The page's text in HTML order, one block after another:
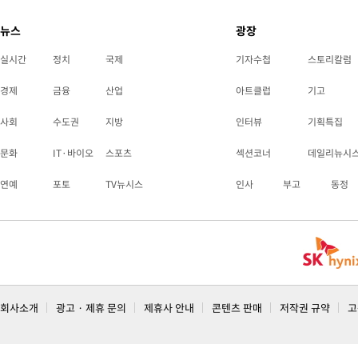
뉴스
실시간 정치 국제
경제 금융 산업
사회 수도권 지방
문화 IT·바이오 스포츠
연예 포토 TV뉴시스
광장
기자수첩 스토리칼럼
아트클럽 기고
인터뷰 기획특집
섹션코너 데일리뉴시
인사 부고 동정
회사소개 광고 · 제휴 문의 제휴사 안내 콘텐츠 판매 저작권 규약